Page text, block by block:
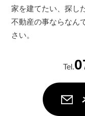
家を建てたい、探し
不動産の事ならなん
さい。
Tel.